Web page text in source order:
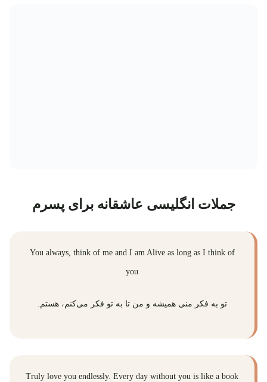
جملات انگلیسی عاشقانه برای پسرم
You always, think of me and I am Alive as long as I think of
you
تو به فکر منی همیشه و من تا به تو فکر می‌کنم، هستم.
Truly love you endlessly. Every day without you is like a book